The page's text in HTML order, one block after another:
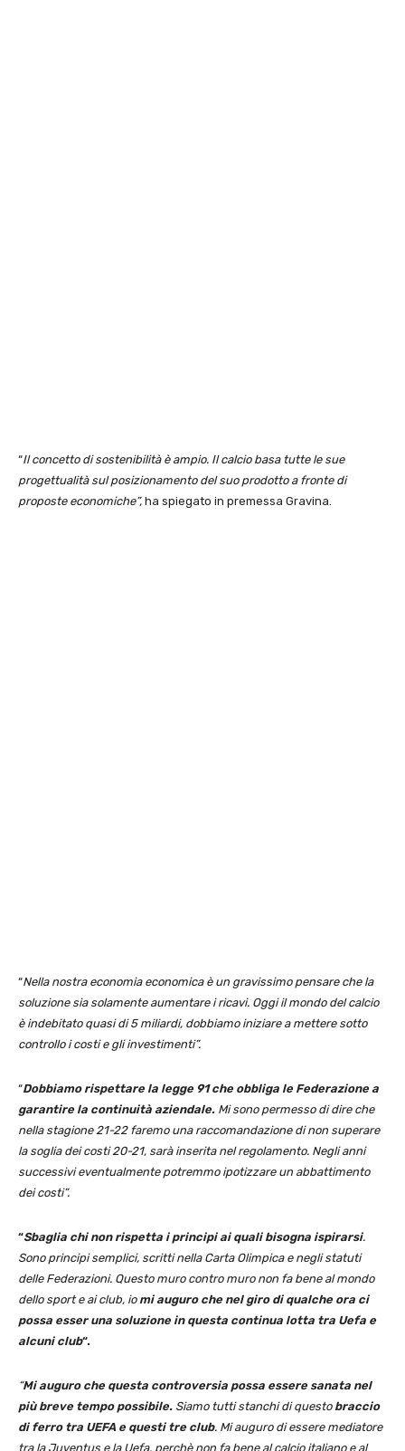
“Il concetto di sostenibilità è ampio. Il calcio basa tutte le sue
progettualità sul posizionamento del suo prodotto a fronte di
proposte economiche”, ha spiegato in premessa Gravina.
“Nella nostra economia economica è un gravissimo pensare che la
soluzione sia solamente aumentare i ricavi. Oggi il mondo del calcio
è indebitato quasi di 5 miliardi, dobbiamo iniziare a mettere sotto
controllo i costi e gli investimenti”.
“Dobbiamo rispettare la legge 91 che obbliga le Federazione a
garantire la continuità aziendale. Mi sono permesso di dire che
nella stagione 21-22 faremo una raccomandazione di non superare
la soglia dei costi 20-21, sarà inserita nel regolamento. Negli anni
successivi eventualmente potremmo ipotizzare un abbattimento
dei costi”.
“Sbaglia chi non rispetta i principi ai quali bisogna ispirarsi.
Sono principi semplici, scritti nella Carta Olimpica e negli statuti
delle Federazioni. Questo muro contro muro non fa bene al mondo
dello sport e ai club, io mi auguro che nel giro di qualche ora ci
possa esser una soluzione in questa continua lotta tra Uefa e
alcuni club“.
“Mi auguro che questa controversia possa essere sanata nel
più breve tempo possibile. Siamo tutti stanchi di questo braccio
di ferro tra UEFA e questi tre club. Mi auguro di essere mediatore
tra la Juventus e la Uefa, perchè non fa bene al calcio italiano e al